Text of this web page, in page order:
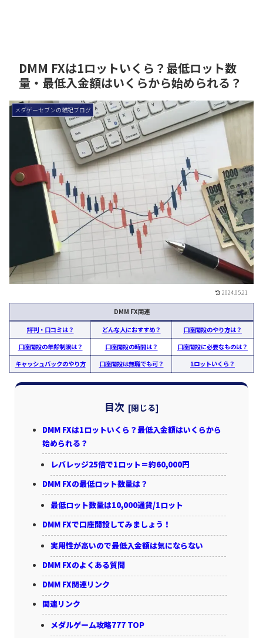
DMM FXは1ロットいくら？最低ロット数
量・最低入金額はいくらから始められる？
メダゲーセブンの雑記ブログ
2024.05.21
DMM FX関連
評判・口コミは？ どんな人におすすめ？
口座開設のやり方は？
口座開設の年齢制限は？
口座開設の時間は？
口座開設に必要なものは？
キャッシュバックのやり方
口座開設は無職でも可？ 1ロットいくら？
目次
DMM FXは1ロットいくら？最低入金額はいくらから
始められる？
レバレッジ25倍で1ロット＝約60,000円
DMM FXの最低ロット数量は？
最低ロット数量は10,000通貨/1ロット
DMM FXで口座開設してみましょう！
実用性が高いので最低入金額は気にならない
DMM FXのよくある質問
DMM FX関連リンク
関連リンク
メダルゲーム攻略777 TOP